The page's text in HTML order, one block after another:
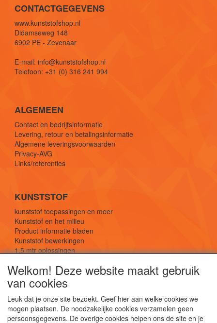
CONTACTGEGEVENS
www.kunststofshop.nl
Didamseweg 148
6902 PE - Zevenaar
E-mail: info@kunststofshop.nl
Telefoon: +31 (0) 316 241 994
ALGEMEEN
Contact en bedrijfsinformatie
Levering, retour en betalingsinformatie
Algemene leveringsvoorwaarden
Privacy-AVG
Links/referenties
KUNSTSTOF
kunststof toepassingen en meer
Kunststof en het milieu
Product informatie bladen
Kunststof bewerkingen
1,5 mtr oplossingen
SOCIALE MEDIA
Welkom! Deze website maakt gebruik
van cookies
Leuk dat je onze site bezoekt. Geef hier aan welke cookies we
mogen plaatsen. De noodzakelijke cookies verzamelen geen
persoonsgegevens. De overige cookies helpen ons de site en je